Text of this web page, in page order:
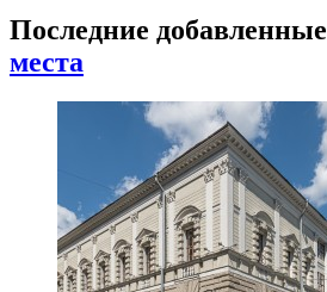
Последние добавленные
места